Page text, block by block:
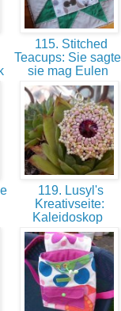
115. Stitched
Teacups: Sie
sie mag Eulen
119. Lusyl's
Kreativseite:
Kaleidoskop